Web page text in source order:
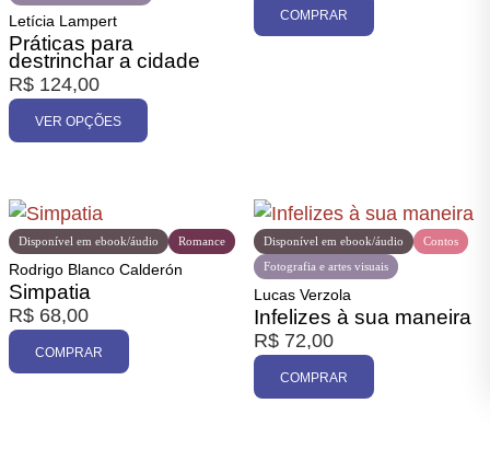
Letícia Lampert
Práticas para
destrinchar a cidade
R$ 124,00
VER OPÇÕES
COMPRAR
Disponível em ebook/áudio Romance
Rodrigo Blanco Calderón
Simpatia
R$ 68,00
COMPRAR
Contos
Disponível em ebook/áudio
Fotografia e artes visuais
Lucas Verzola
Infelizes à sua maneira
R$ 72,00
COMPRAR